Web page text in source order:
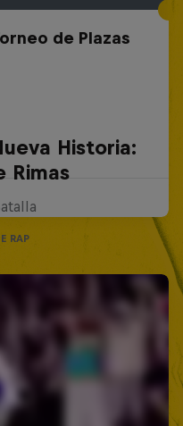
de Plazas
Historia:
Rimas
RAP